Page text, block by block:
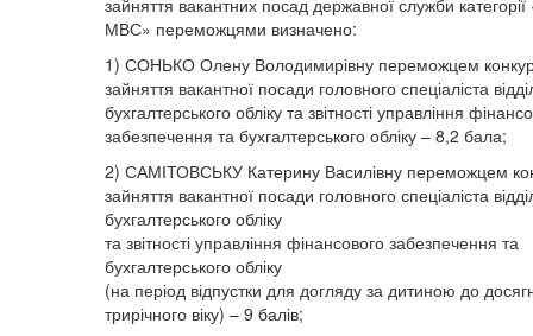
зайняття вакантних посад державної служби
МВС» переможцями визначено:
1) СОНЬКО Олену Володимирівну переможцем
зайняття вакантної посади головного спеціаліста
бухгалтерського обліку та звітності управління
забезпечення та бухгалтерського обліку – 8,2 бала;
2) САМІТОВСЬКУ Катерину Василівну переможцем
зайняття вакантної посади головного спеціаліста
бухгалтерського обліку
та звітності управління фінансового забезпечення та
бухгалтерського обліку
(на період відпустки для догляду за дитиною до
трирічного віку) – 9 балів;